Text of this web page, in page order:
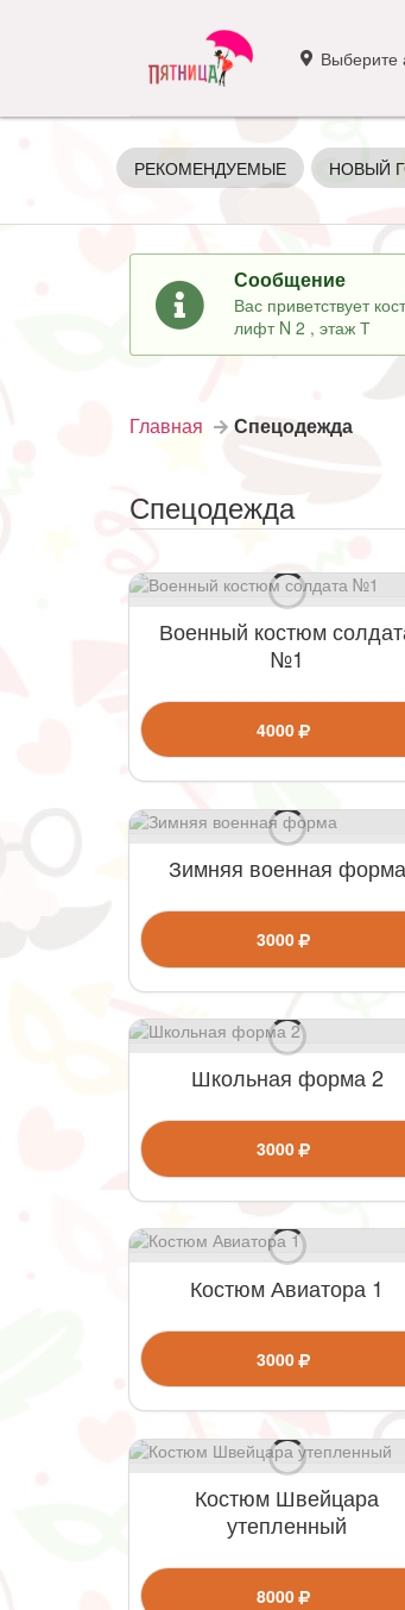
Выберите
РЕКОМЕНДУЕМЫЕ НОВЫЙ
Сообщение
Вас приветствует
лифт N 2 , этаж Т
Главная Спецодежда
Спецодежда
Военный костюм
№1
4000
Зимняя военная форма
3000
Школьная форма 2
3000
Костюм Авиатора 1
3000
Костюм Швейцара
утепленный
8000